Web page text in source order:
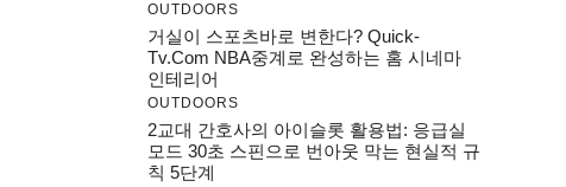
OUTDOORS
거실이 스포츠바로 변한다? Quick-
Tv.com NBA중계로 완성하는 홈 시네마
인테리어
OUTDOORS
2교대 간호사의 아이슬롯 활용법: 응급실
모드 30초 스핀으로 번아웃 막는 현실적 규
칙 5단계